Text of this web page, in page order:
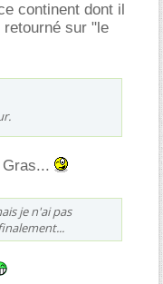
continent dont il
sur "le
je n'ai pas